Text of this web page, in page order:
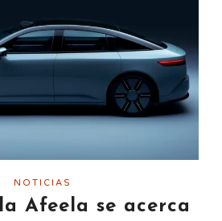
NOTICIAS
Afeela se acerca